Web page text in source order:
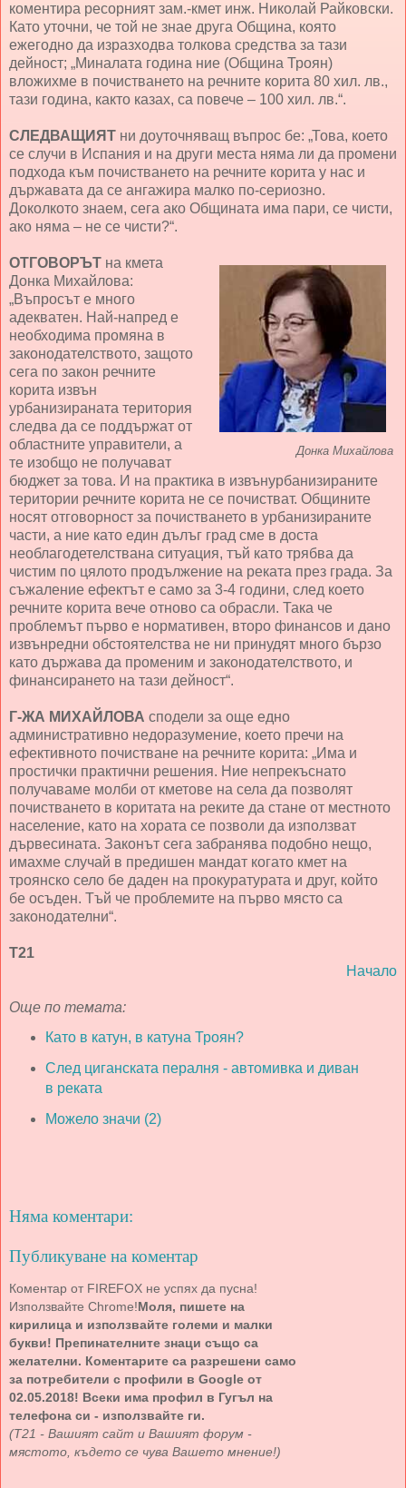
коментира ресорният зам.-кмет инж. Николай Райковски.
Като уточни, че той не знае друга Община, която
ежегодно да изразходва толкова средства за тази
дейност; „Миналата година ние (Община Троян)
вложихме в почистването на речните корита 80 хил. лв.,
тази година, както казах, са повече – 100 хил. лв.“.
СЛЕДВАЩИЯТ ни доуточняващ въпрос бе: „Това, което
се случи в Испания и на други места няма ли да промени
подхода към почистването на речните корита у нас и
държавата да се ангажира малко по-сериозно.
Доколкото знаем, сега ако Общината има пари, се чисти,
ако няма – не се чисти?“.
Донка Михайлова
ОТГОВОРЪТ на кмета
Донка Михайлова:
„Въпросът е много
адекватен. Най-напред е
необходима промяна в
законодателството, защото
сега по закон речните
корита извън
урбанизираната територия
следва да се поддържат от
областните управители, а
те изобщо не получават
бюджет за това. И на практика в извънурбанизираните
територии речните корита не се почистват. Общините
носят отговорност за почистването в урбанизираните
части, а ние като един дълъг град сме в доста
необлагодетелствана ситуация, тъй като трябва да
чистим по цялото продължение на реката през града. За
съжаление ефектът е само за 3-4 години, след което
речните корита вече отново са обрасли. Така че
проблемът първо е нормативен, второ финансов и дано
извънредни обстоятелства не ни принудят много бързо
като държава да променим и законодателството, и
финансирането на тази дейност“.
Г-ЖА МИХАЙЛОВА сподели за още едно
административно недоразумение, което пречи на
ефективното почистване на речните корита: „Има и
простички практични решения. Ние непрекъснато
получаваме молби от кметове на села да позволят
почистването в коритата на реките да стане от местното
население, като на хората се позволи да използват
дървесината. Законът сега забранява подобно нещо,
имахме случай в предишен мандат когато кмет на
троянско село бе даден на прокуратурата и друг, който
бе осъден. Тъй че проблемите на първо място са
законодателни“.
Т21
Начало
Още по темата:
Като в катун, в катуна Троян?
След циганската пералня - автомивка и диван
в реката
Можело значи (2)
Няма коментари:
Публикуване на коментар
Коментар от FIREFOX не успях да пусна!
Използвайте Chrome!Моля, пишете на
кирилица и използвайте големи и малки
букви! Препинателните знаци също са
желателни. Коментарите са разрешени само
за потребители с профили в Google от
02.05.2018! Всеки има профил в Гугъл на
телефона си - използвайте ги.
(Т21 - Вашият сайт и Вашият форум -
мястото, където се чува Вашето мнение!)